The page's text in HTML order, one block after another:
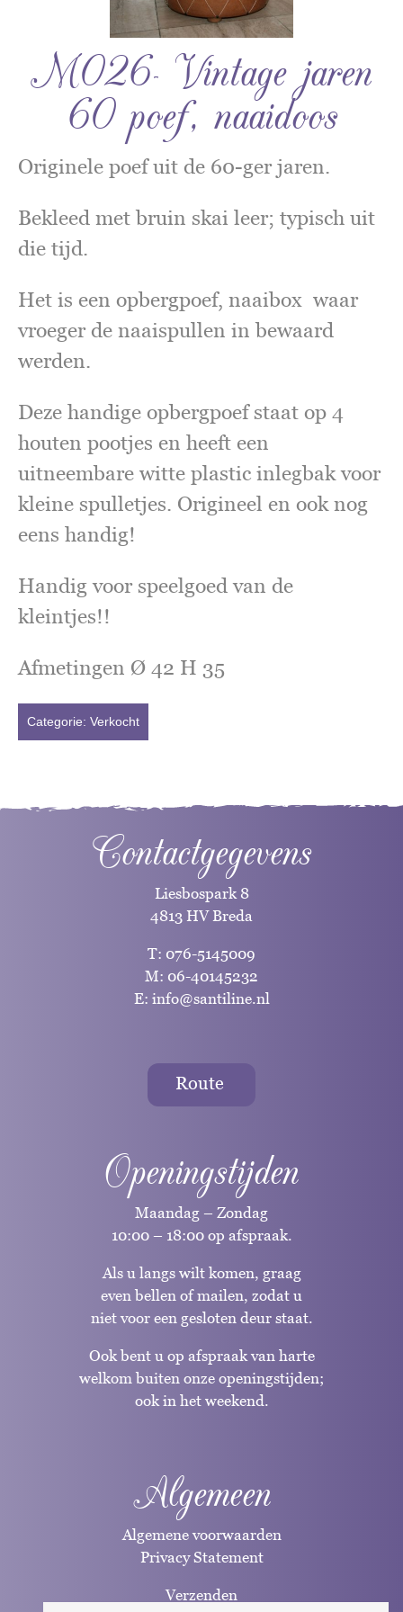
M026- Vintage jaren
60 poef, naaidoos
Originele poef uit de 60-ger jaren.
Bekleed met bruin skai leer; typisch uit
die tijd.
Het is een opbergpoef, naaibox waar
vroeger de naaispullen in bewaard
werden.
Deze handige opbergpoef staat op 4
houten pootjes en heeft een
uitneembare witte plastic inlegbak voor
kleine spulletjes. Origineel en ook nog
eens handig!
Handig voor speelgoed van de
kleintjes!!
Afmetingen Ø 42 H 35
Categorie: Verkocht
Contactgegevens
Liesbospark 8
4813 HV Breda
T: 076-5145009
M: 06-40145232
E: info@santiline.nl
Route
Openingstijden
Maandag – Zondag
10:00 – 18:00 op afspraak.
Als u langs wilt komen, graag
even bellen of mailen, zodat u
niet voor een gesloten deur staat.
Ook bent u op afspraak van harte
welkom buiten onze openingstijden;
ook in het weekend.
Algemeen
Algemene voorwaarden
Privacy Statement
Verzenden